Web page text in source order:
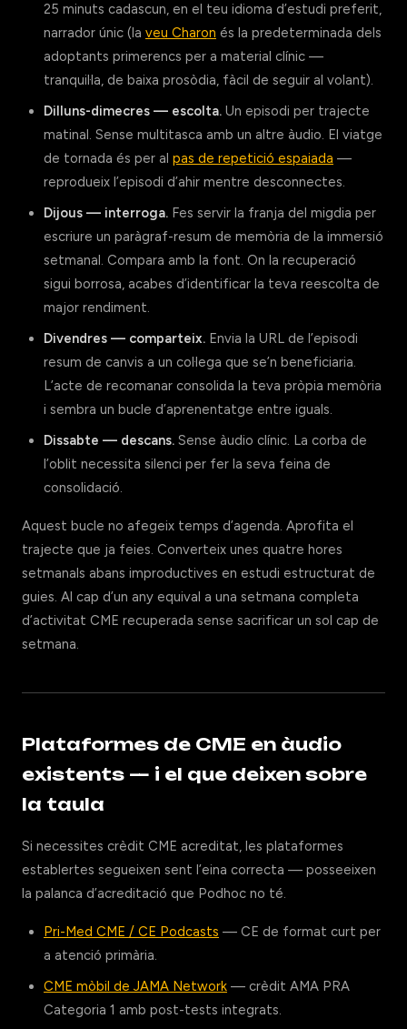
25 minuts cadascun, en el teu idioma d’estudi preferit,
narrador únic (la veu Charon és la predeterminada dels
adoptants primerencs per a material clínic —
tranquil·la, de baixa prosòdia, fàcil de seguir al volant).
Dilluns-dimecres — escolta. Un episodi per trajecte
matinal. Sense multitasca amb un altre àudio. El viatge
de tornada és per al pas de repetició espaiada —
reprodueix l’episodi d’ahir mentre desconnectes.
Dijous — interroga. Fes servir la franja del migdia per
escriure un paràgraf-resum de memòria de la immersió
setmanal. Compara amb la font. On la recuperació
sigui borrosa, acabes d’identificar la teva reescolta de
major rendiment.
Divendres — comparteix. Envia la URL de l’episodi
resum de canvis a un col·lega que se’n beneficiaria.
L’acte de recomanar consolida la teva pròpia memòria
i sembra un bucle d’aprenentatge entre iguals.
Dissabte — descans. Sense àudio clínic. La corba de
l’oblit necessita silenci per fer la seva feina de
consolidació.
Aquest bucle no afegeix temps d’agenda. Aprofita el
trajecte que ja feies. Converteix unes quatre hores
setmanals abans improductives en estudi estructurat de
guies. Al cap d’un any equival a una setmana completa
d’activitat CME recuperada sense sacrificar un sol cap de
setmana.
Plataformes de CME en àudio
existents — i el que deixen sobre
la taula
Si necessites crèdit CME acreditat, les plataformes
establertes segueixen sent l’eina correcta — posseeixen
la palanca d’acreditació que Podhoc no té.
Pri-Med CME / CE Podcasts — CE de format curt per
a atenció primària.
CME mòbil de JAMA Network — crèdit AMA PRA
Categoria 1 amb post-tests integrats.